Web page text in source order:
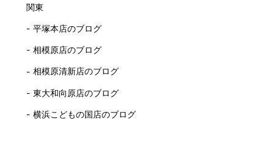
関東
平塚本店のブログ
相模原店のブログ
相模原清新店のブログ
東大和向原店のブログ
横浜こどもの国店のブログ